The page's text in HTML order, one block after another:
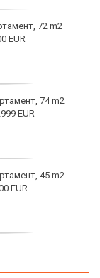
72 m2
EUR
74 m2
EUR
45 m2
EUR